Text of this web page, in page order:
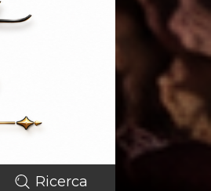
Ricerca